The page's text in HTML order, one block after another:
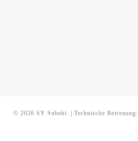
© 2026 SY Subeki. | Technische Betreuung: